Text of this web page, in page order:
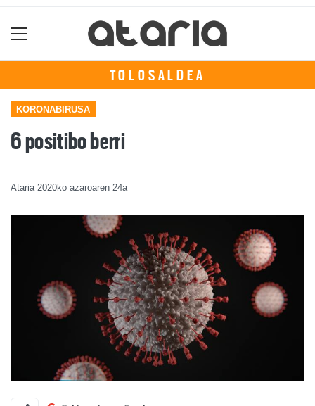
TOLOSALDEA
KORONABIRUSA
6 positibo berri
Ataria 2020ko azaroaren 24a